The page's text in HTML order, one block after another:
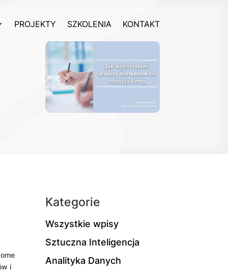
PROJEKTY SZKOLENIA KONTAKT
i
Kategorie
Wszystkie wpisy
Sztuczna Inteligencja
Analityka Danych